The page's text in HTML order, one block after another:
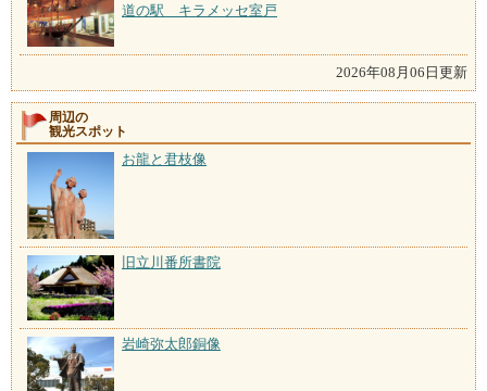
道の駅 キラメッセ室戸
2026年08月06日更新
周辺の
観光スポット
お龍と君枝像
旧立川番所書院
岩崎弥太郎銅像